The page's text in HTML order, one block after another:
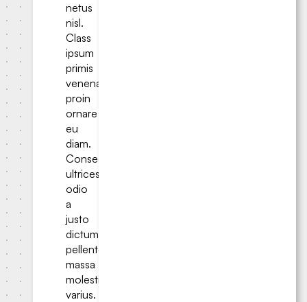
netus
nisl.
Class
ipsum
primis
venenatis
proin
ornare
eu
diam.
Consectetur
ultrices
odio
a
justo
dictumst
pellentesque
massa
molestie
varius.